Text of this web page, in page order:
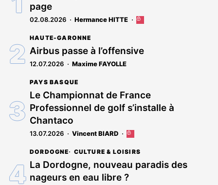
page
02.08.2026 Hermance HITTE
Cet
réservé
aux
HAUTE-GARONNE
Airbus passe à l’offensive
12.07.2026 Maxime FAYOLLE
PAYS BASQUE
Le Championnat de France
Professionnel de golf s’installe à
Chantaco
13.07.2026 Vincent BIARD
Cet
est
réservé
aux
abonnés
DORDOGNE CULTURE & LOISIRS
La Dordogne, nouveau paradis des
nageurs en eau libre ?